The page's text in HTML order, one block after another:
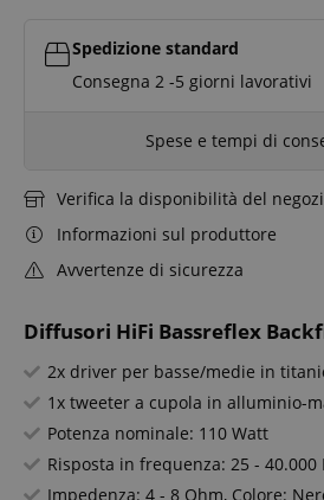
Diffusori HiFi Bassreflex
2x driver per basse/medie in
1x tweeter a cupola in alluminio-
Potenza nominale: 110 Watt
Risposta in frequenza: 25 - 40.000
Impedenza: 4 - 8 Ohm, Colore:
Spedizione standard
Consegna 2 -5 giorni lavorativi
Spese e tempi di
Verifica la disponibilità del
Informazioni sul produttore
Avvertenze di sicurezza